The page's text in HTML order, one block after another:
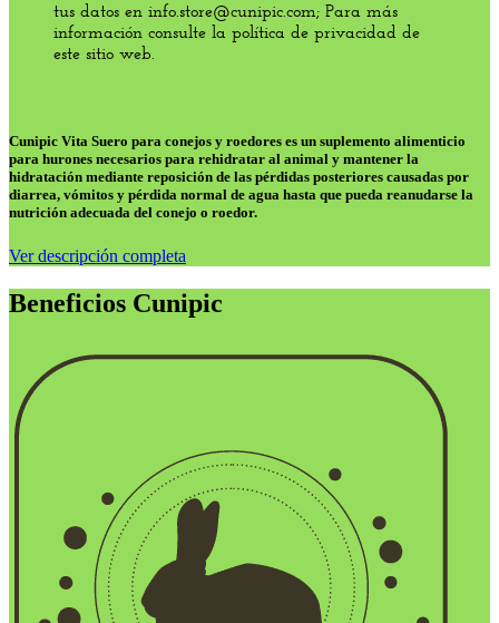
tus datos en info.store@cunipic.com; Para más
información consulte la política de privacidad de
este sitio web.
Cunipic Vita Suero para conejos y roedores es un suplemento alimenticio
para hurones necesarios para rehidratar al animal y mantener la
hidratación mediante reposición de las pérdidas posteriores causadas por
diarrea, vómitos y pérdida normal de agua hasta que pueda reanudarse la
nutrición adecuada del conejo o roedor.
Ver descripción completa
Beneficios Cunipic